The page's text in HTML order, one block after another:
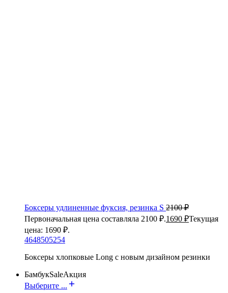
Боксеры удлиненные фуксия, резинка S 2100₽
Первоначальная цена составляла 2100 ₽.1690 ₽Текущая
цена: 1690 ₽.
4648505254
Боксеры хлопковые Long с новым дизайном резинки
БамбукSaleАкция
Выберите ...